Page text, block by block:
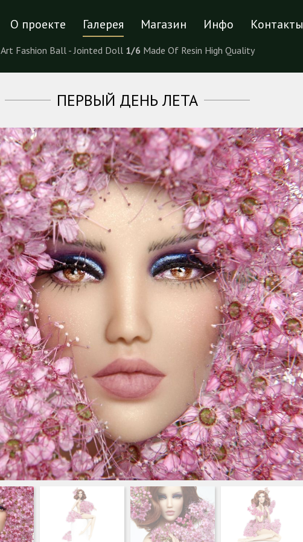
О проекте Галерея Магазин Инфо Контакты
Art Fashion Ball - Jointed Doll 1/6 Made Of Resin High Quality
ПЕРВЫЙ ДЕНЬ ЛЕТА